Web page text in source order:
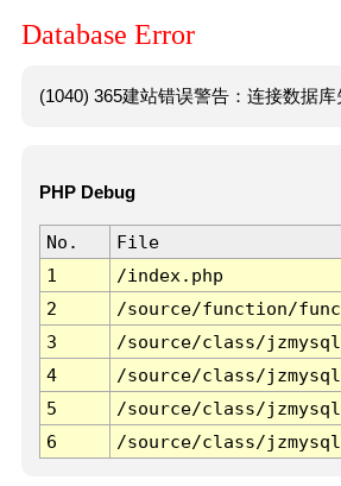
Database Error
(1040) 365建站错误警告：连接数据
PHP Debug
No. File
1
/index.php
2
/source/function/
3
/source/class/
4
/source/class/
5
/source/class/
6
/source/class/